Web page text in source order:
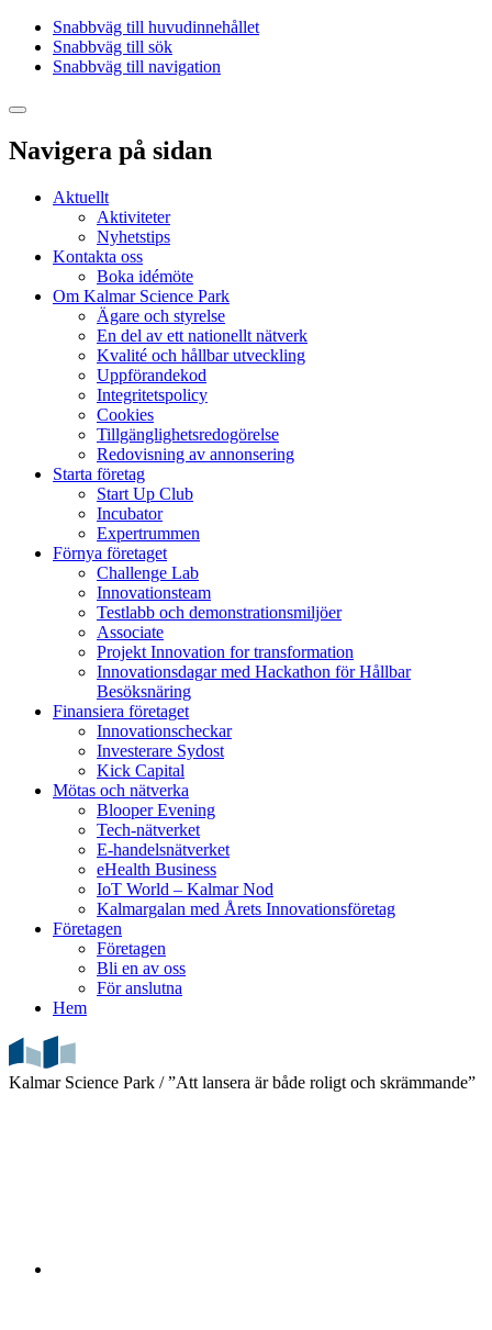
Snabbväg till huvudinnehållet
Snabbväg till sök
Snabbväg till navigation
Navigera på sidan
Aktuellt
Aktiviteter
Nyhetstips
Kontakta oss
Boka idémöte
Om Kalmar Science Park
Ägare och styrelse
En del av ett nationellt nätverk
Kvalité och hållbar utveckling
Uppförandekod
Integritetspolicy
Cookies
Tillgänglighetsredogörelse
Redovisning av annonsering
Starta företag
Start Up Club
Incubator
Expertrummen
Förnya företaget
Challenge Lab
Innovationsteam
Testlabb och demonstrationsmiljöer
Associate
Projekt Innovation for transformation
Innovationsdagar med Hackathon för Hållbar
Besöksnäring
Finansiera företaget
Innovationscheckar
Investerare Sydost
Kick Capital
Mötas och nätverka
Blooper Evening
Tech-nätverket
E-handelsnätverket
eHealth Business
IoT World – Kalmar Nod
Kalmargalan med Årets Innovationsföretag
Företagen
Företagen
Bli en av oss
För anslutna
Hem
Kalmar Science Park /”Att lansera är både roligt och skrämmande”